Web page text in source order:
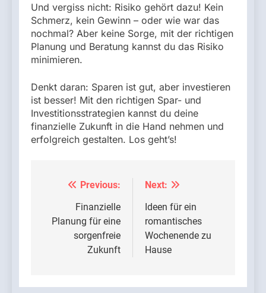
Und vergiss nicht: Risiko gehört dazu! Kein
Schmerz, kein Gewinn – oder wie war das
nochmal? Aber keine Sorge, mit der richtigen
Planung und Beratung kannst du das Risiko
minimieren.
Denkt daran: Sparen ist gut, aber investieren
ist besser! Mit den richtigen Spar- und
Investitionsstrategien kannst du deine
finanzielle Zukunft in die Hand nehmen und
erfolgreich gestalten. Los geht’s!
Beitragsnavigation
Previous:
Finanzielle
Planung für eine
sorgenfreie
Zukunft
Next:
Ideen für ein
romantisches
Wochenende zu
Hause